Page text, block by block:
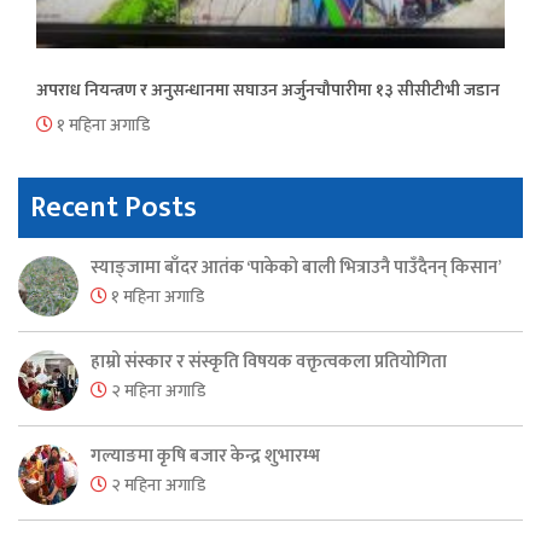
अपराध नियन्त्रण र अनुसन्धानमा सघाउन अर्जुनचौपारीमा १३ सीसीटीभी जडान
१ महिना अगाडि
Recent Posts
स्याङ्जामा बाँदर आतंक ‘पाकेको बाली भित्राउनै पाउँदैनन् किसान’
१ महिना अगाडि
हाम्रो संस्कार र संस्कृति विषयक वक्तृत्वकला प्रतियोगिता
२ महिना अगाडि
गल्याङमा कृषि बजार केन्द्र शुभारम्भ
२ महिना अगाडि